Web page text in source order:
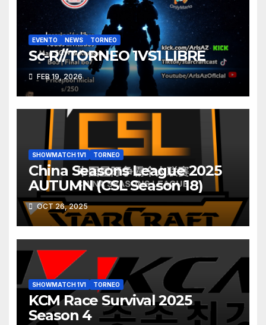
EVENTO NEWS TORNEO
Sc-R//TORNEO 1VS1 LIBRE
FEB 19, 2026
SHOWMATCH 1V1 TORNEO
China Seasons League 2025
AUTUMN (CSL Season 18)
OCT 26, 2025
SHOWMATCH 1V1 TORNEO
KCM Race Survival 2025
Season 4